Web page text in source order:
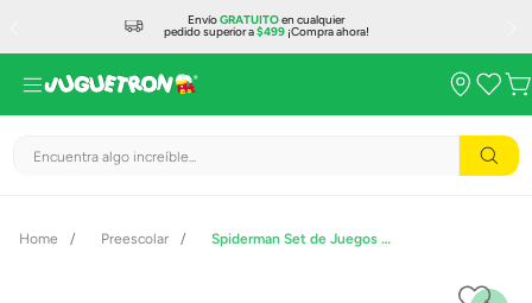
EnvíoGRATUITOen cualquier
pedido superior a$499¡Compra ahora!
Encuentra algo increíble...
Preescolar Spiderman Set de Juegos Parque de Juego de Spidey